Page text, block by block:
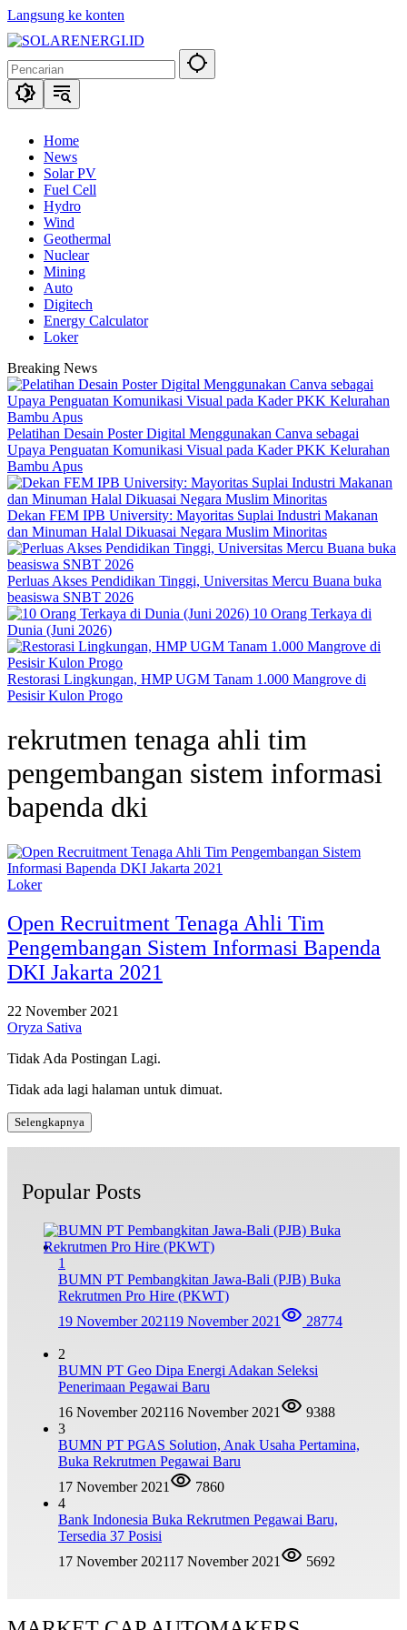
Langsung ke konten
Home
News
Solar PV
Fuel Cell
Hydro
Wind
Geothermal
Nuclear
Mining
Auto
Digitech
Energy Calculator
Loker
Breaking News
Pelatihan Desain Poster Digital Menggunakan Canva sebagai
Upaya Penguatan Komunikasi Visual pada Kader PKK Kelurahan
Bambu Apus
Dekan FEM IPB University: Mayoritas Suplai Industri Makanan
dan Minuman Halal Dikuasai Negara Muslim Minoritas
Perluas Akses Pendidikan Tinggi, Universitas Mercu Buana buka
beasiswa SNBT 2026
10 Orang Terkaya di
Dunia (Juni 2026)
Restorasi Lingkungan, HMP UGM Tanam 1.000 Mangrove di
Pesisir Kulon Progo
rekrutmen tenaga ahli tim
pengembangan sistem informasi
bapenda dki
Loker
Open Recruitment Tenaga Ahli Tim
Pengembangan Sistem Informasi Bapenda
DKI Jakarta 2021
22 November 2021
Oryza Sativa
Tidak Ada Postingan Lagi.
Tidak ada lagi halaman untuk dimuat.
Selengkapnya
Popular Posts
1
BUMN PT Pembangkitan Jawa-Bali (PJB) Buka
Rekrutmen Pro Hire (PKWT)
19 November 202119 November 2021 28774
2
BUMN PT Geo Dipa Energi Adakan Seleksi
Penerimaan Pegawai Baru
16 November 202116 November 2021
9388
3
BUMN PT PGAS Solution, Anak Usaha Pertamina,
Buka Rekrutmen Pegawai Baru
17 November 2021
7860
4
Bank Indonesia Buka Rekrutmen Pegawai Baru,
Tersedia 37 Posisi
17 November 202117 November 2021 5692